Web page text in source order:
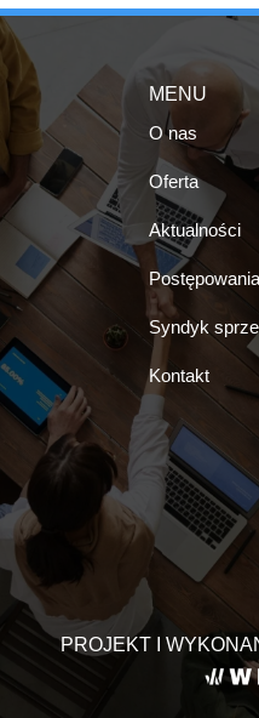
MENU
O nas
Oferta
Aktualności
Postępowania
Syndyk
Kontakt
PROJEKT I